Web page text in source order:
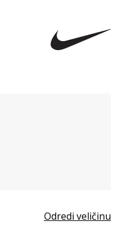
Odredi veličinu